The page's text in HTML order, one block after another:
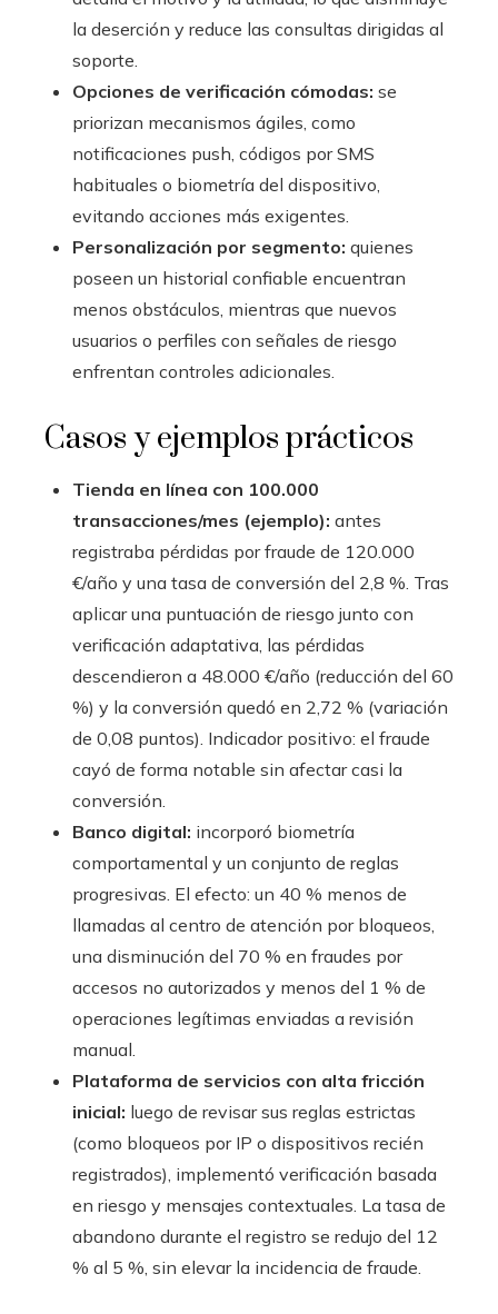
la deserción y reduce las consultas dirigidas al
soporte.
Opciones de verificación cómodas: se
priorizan mecanismos ágiles, como
notificaciones push, códigos por SMS
habituales o biometría del dispositivo,
evitando acciones más exigentes.
Personalización por segmento: quienes
poseen un historial confiable encuentran
menos obstáculos, mientras que nuevos
usuarios o perfiles con señales de riesgo
enfrentan controles adicionales.
Casos y ejemplos prácticos
Tienda en línea con 100.000
transacciones/mes (ejemplo): antes
registraba pérdidas por fraude de 120.000
€/año y una tasa de conversión del 2,8 %. Tras
aplicar una puntuación de riesgo junto con
verificación adaptativa, las pérdidas
descendieron a 48.000 €/año (reducción del 60
%) y la conversión quedó en 2,72 % (variación
de 0,08 puntos). Indicador positivo: el fraude
cayó de forma notable sin afectar casi la
conversión.
Banco digital: incorporó biometría
comportamental y un conjunto de reglas
progresivas. El efecto: un 40 % menos de
llamadas al centro de atención por bloqueos,
una disminución del 70 % en fraudes por
accesos no autorizados y menos del 1 % de
operaciones legítimas enviadas a revisión
manual.
Plataforma de servicios con alta fricción
inicial: luego de revisar sus reglas estrictas
(como bloqueos por IP o dispositivos recién
registrados), implementó verificación basada
en riesgo y mensajes contextuales. La tasa de
abandono durante el registro se redujo del 12
% al 5 %, sin elevar la incidencia de fraude.